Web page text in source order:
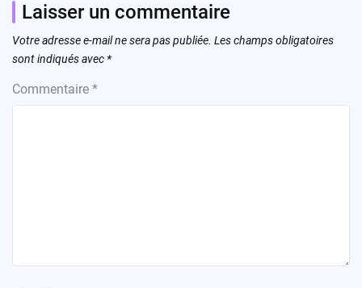
Laisser un commentaire
Votre adresse e-mail ne sera pas publiée. Les champs obligatoires
sont indiqués avec *
Commentaire *